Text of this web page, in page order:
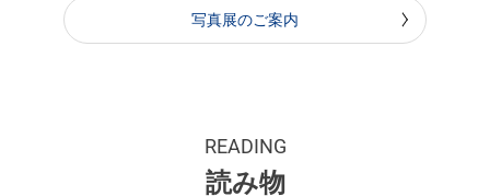
写真展のご案内
READING
読み物